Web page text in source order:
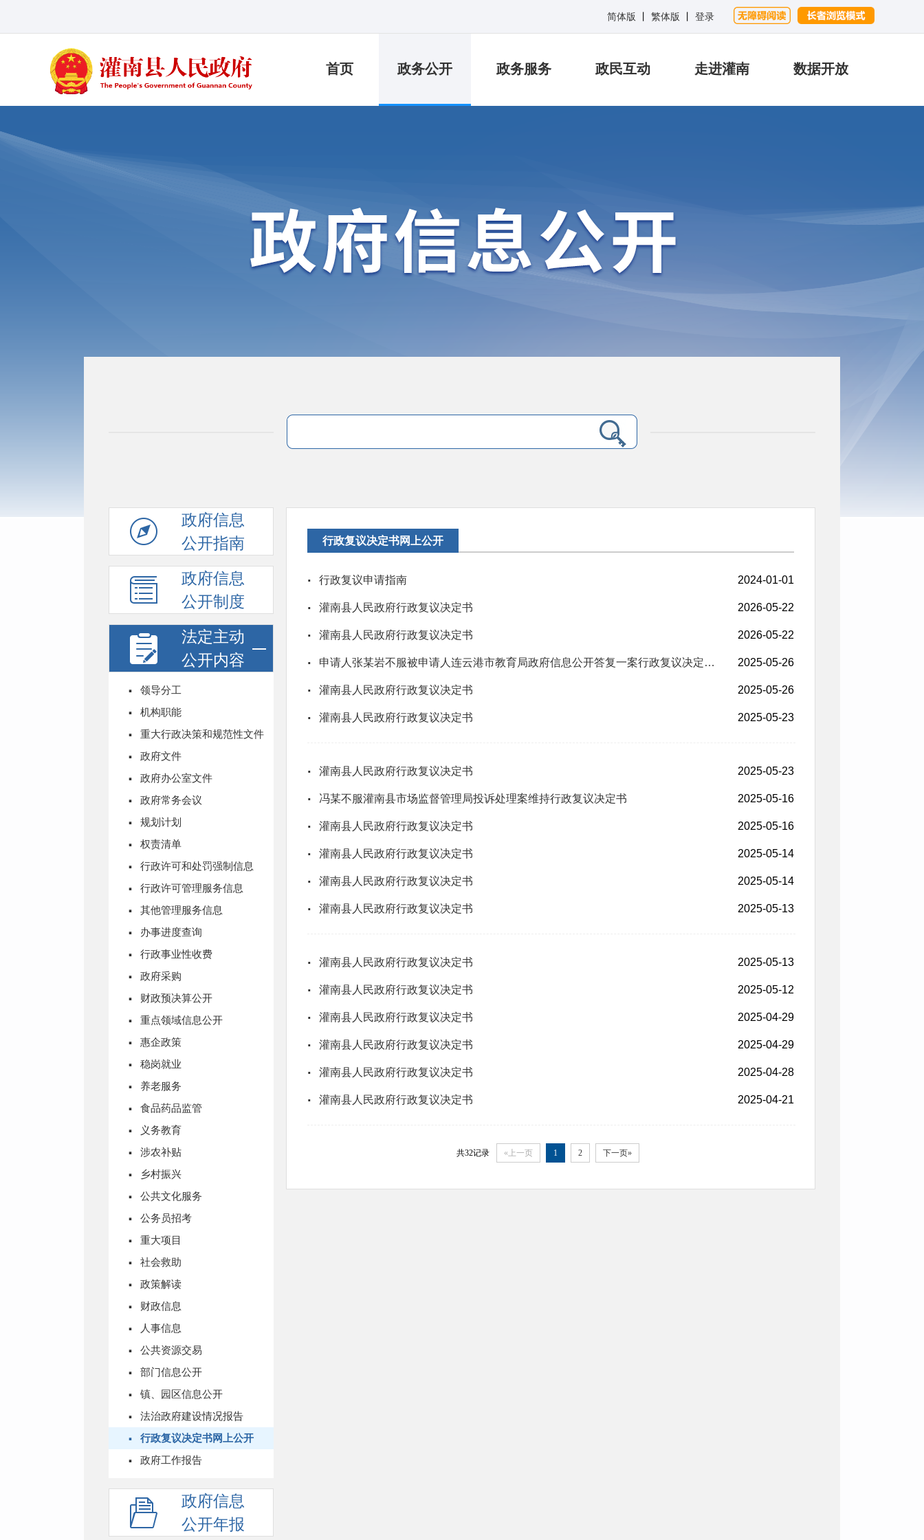
简体版 繁体版 登录
首页 政务公开 政务服务 政民互动 走进灌南 数据开放
大家都在搜： 最多跑一次 小微通 社保 就业 企业开办 营商环境
政府信息
公开指南
政府信息
公开制度
法定主动
公开内容
· 领导分工
· 机构职能
· 重大行政决策和规范性文件
· 政府文件
· 政府办公室文件
· 政府常务会议
· 规划计划
· 权责清单
· 行政许可和处罚强制信息
· 行政许可管理服务信息
· 其他管理服务信息
· 办事进度查询
· 行政事业性收费
· 政府采购
· 财政预决算公开
· 重点领域信息公开
· 惠企政策
· 稳岗就业
· 养老服务
· 食品药品监管
· 义务教育
· 涉农补贴
· 乡村振兴
· 公共文化服务
· 公务员招考
· 重大项目
· 社会救助
· 政策解读
· 财政信息
· 人事信息
· 公共资源交易
· 部门信息公开
· 镇、园区信息公开
· 法治政府建设情况报告
· 行政复议决定书网上公开
· 政府工作报告
政府信息
公开年报
行政复议决定书网上公开
· 行政复议申请指南 2024-01-01
· 灌南县人民政府行政复议决定书 2026-05-22
· 灌南县人民政府行政复议决定书 2026-05-22
· 申请人张某岩不服被申请人连云港市教育局政府信息公开答复一案行政复议决定… 2025-05-26
· 灌南县人民政府行政复议决定书 2025-05-26
· 灌南县人民政府行政复议决定书 2025-05-23
· 灌南县人民政府行政复议决定书 2025-05-23
· 冯某不服灌南县市场监督管理局投诉处理案维持行政复议决定书 2025-05-16
· 灌南县人民政府行政复议决定书 2025-05-16
· 灌南县人民政府行政复议决定书 2025-05-14
· 灌南县人民政府行政复议决定书 2025-05-14
· 灌南县人民政府行政复议决定书 2025-05-13
· 灌南县人民政府行政复议决定书 2025-05-13
· 灌南县人民政府行政复议决定书 2025-05-12
· 灌南县人民政府行政复议决定书 2025-04-29
· 灌南县人民政府行政复议决定书 2025-04-29
· 灌南县人民政府行政复议决定书 2025-04-28
· 灌南县人民政府行政复议决定书 2025-04-21
共32记录 «上一页 1 2 下一页»